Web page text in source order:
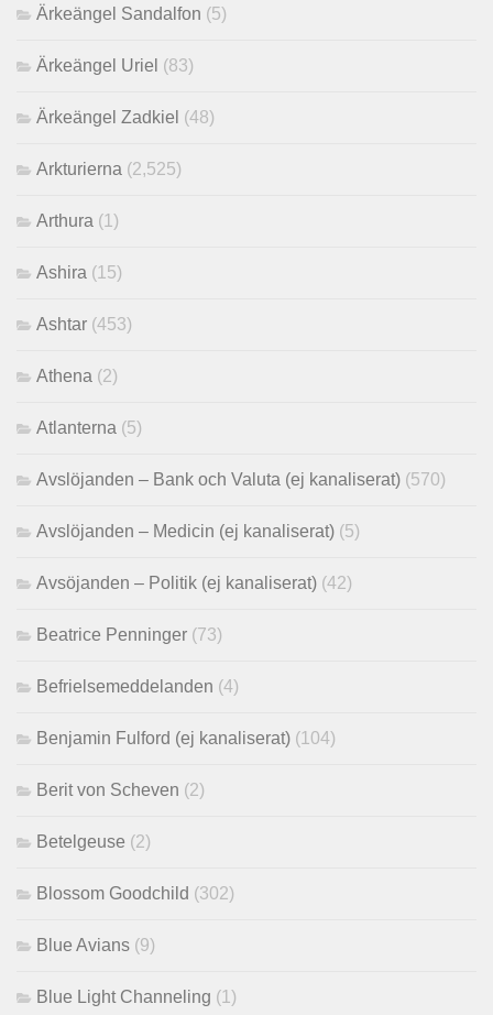
Ärkeängel Sandalfon (5)
Ärkeängel Uriel (83)
Ärkeängel Zadkiel (48)
Arkturierna (2,525)
Arthura (1)
Ashira (15)
Ashtar (453)
Athena (2)
Atlanterna (5)
Avslöjanden – Bank och Valuta (ej kanaliserat) (570)
Avslöjanden – Medicin (ej kanaliserat) (5)
Avsöjanden – Politik (ej kanaliserat) (42)
Beatrice Penninger (73)
Befrielsemeddelanden (4)
Benjamin Fulford (ej kanaliserat) (104)
Berit von Scheven (2)
Betelgeuse (2)
Blossom Goodchild (302)
Blue Avians (9)
Blue Light Channeling (1)